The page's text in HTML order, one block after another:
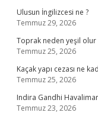
Ulusun İngilizcesi ne ?
Temmuz 29, 2026
Toprak neden yeşil olur
Temmuz 25, 2026
Kaçak yapı cezası ne
Temmuz 25, 2026
Indira Gandhi
Temmuz 23, 2026